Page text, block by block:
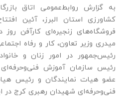
به گزارش روابط‌عمومی اتاق
کشاورزی استان البرز، آئین
فروشگاه‌های زنجیره‌ای کارآفن
میدری وزیر تعاون، کار و رفاه
رئیس‌جمهور در امور زنان و
رئیس سازمان آموزش
عضو هیات نمایندگان و رئیس
فنی‌وحرفه‌ای شهیدان رهبری کرج در